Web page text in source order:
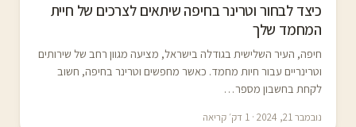
כיצד לבחור וטרינר בחיפה שיתאים לצרכים של חיית
המחמד שלך
חיפה, העיר השלישית בגודלה בישראל, מציעה מגוון רחב של שירותים
וטרינריים עבור חיות מחמד. כאשר מחפשים וטרינר בחיפה, חשוב
לקחת בחשבון מספר…
נובמבר 21, 2024 · 1 דק׳ קריאה